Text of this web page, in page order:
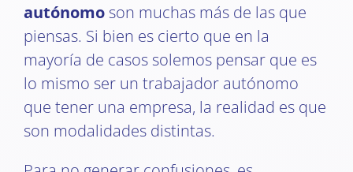
autónomo son muchas más de las que
piensas. Si bien es cierto que en la
mayoría de casos solemos pensar que es
lo mismo ser un trabajador autónomo
que tener una empresa, la realidad es que
son modalidades distintas.